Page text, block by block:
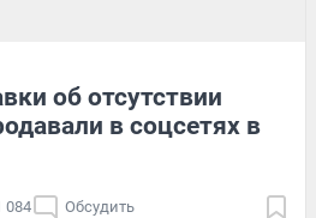
об отсутствии
в соцсетях в
084 Обсудить